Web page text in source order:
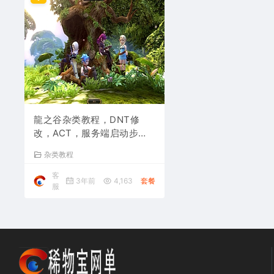
龍之谷杂类教程，DNT修
改，ACT，服务端启动步
新包补丁，备份还原删档，
固定初始等级
杂类教程
客
服
3年前 4,163 套餐